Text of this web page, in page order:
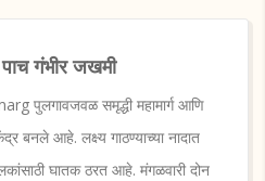
गंभीर जखमी
पुलगावजवळ समृद्धी महामार्ग आणि
बनले आहे. लक्ष्य गाठण्याच्या नादात
घातक ठरत आहे. मंगळवारी दोन